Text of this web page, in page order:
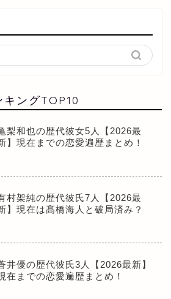
キングTOP10
梨和也の歴代彼女5人【2026最
】現在までの恋愛遍歴まとめ！
村架純の歴代彼氏7人【2026最
】現在は髙橋海人と破局済み？
井優の歴代彼氏3人【2026最新】
在までの恋愛遍歴まとめ！